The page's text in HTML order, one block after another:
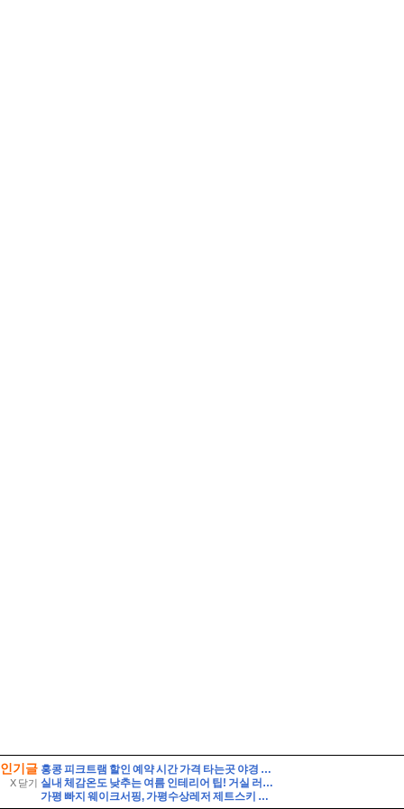
인기글
X 닫기
홍콩 피크트램 할인 예약 시간 가격 타는곳 야경 자리 꿀팁
실내 체감온도 낮추는 여름 인테리어 팁! 거실 러그 라탄 인테리어소품 홈데코
가평 빠지 웨이크서핑, 가평수상레저 제트스키 핫플